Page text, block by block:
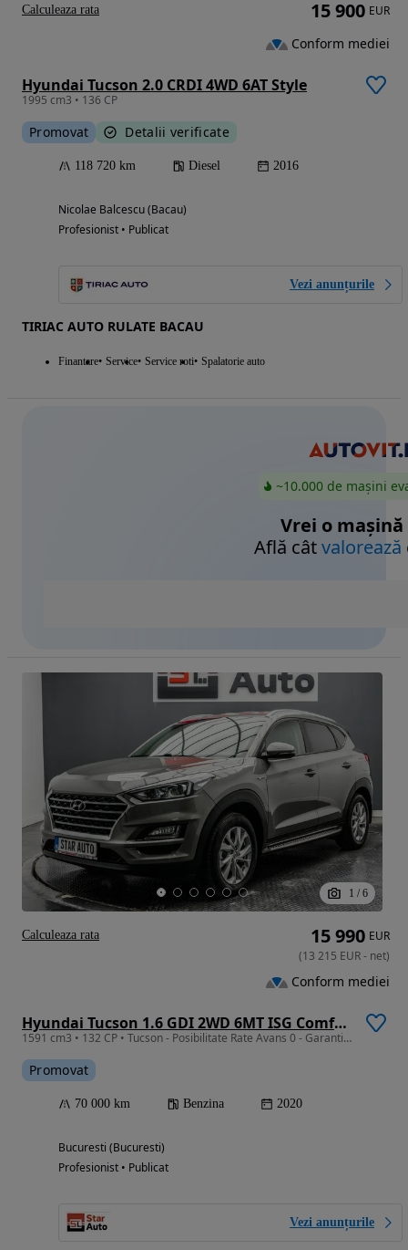
Hyundai Tucson 2.0 CRDI 4WD 6AT Style
1995 cm3 • 136 CP
Promovat Detalii verificate
118 720 km Diesel 2016
Nicolae Balcescu (Bacau)
Profesionist • Publicat
Vezi anunțurile
TIRIAC AUTO RULATE BACAU
Finantare Service Service roti Spalatorie auto
15 900 EUR
Conform mediei
Calculeaza rata
~10.000 de mașini
Vrei o mașină
Află câtvalorează
1 / 6
Hyundai Tucson 1.6 GDI 2WD 6MT ISG Comfort
1591 cm3 • 132 CP • Tucson - Posibilitate Rate Avans 0 - Garantie 12 Luni - IMPECABILA
Promovat
70 000 km Benzina 2020
Bucuresti (Bucuresti)
Profesionist • Publicat
Vezi anunțurile
15 990 EUR
(13 215 EUR- net)
Conform mediei
Calculeaza rata